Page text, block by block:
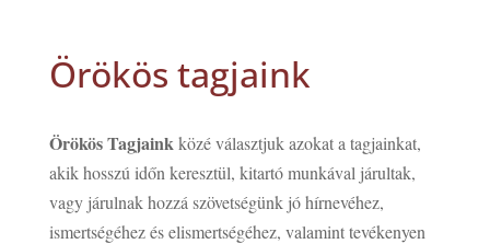
Örökös tagjaink
Örökös Tagjaink közé választjuk azokat a tagjainkat,
akik hosszú időn keresztül, kitartó munkával járultak,
vagy járulnak hozzá szövetségünk jó hírnevéhez,
ismertségéhez és elismertségéhez, valamint tevékenyen